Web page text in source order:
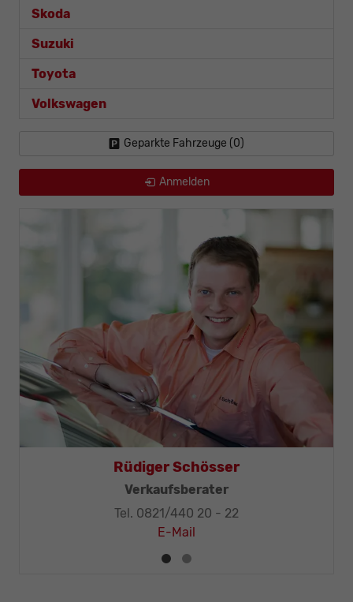
Skoda
Suzuki
Toyota
Volkswagen
Geparkte Fahrzeuge (0)
Anmelden
Thomas Mohr
Geschäftsleitung, KFZ-Techniker-Meister
Tel. 0821/440 20 - 32
E-Mail